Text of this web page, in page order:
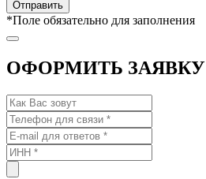
*Поле обязательно для заполнения
ОФОРМИТЬ ЗАЯВКУ